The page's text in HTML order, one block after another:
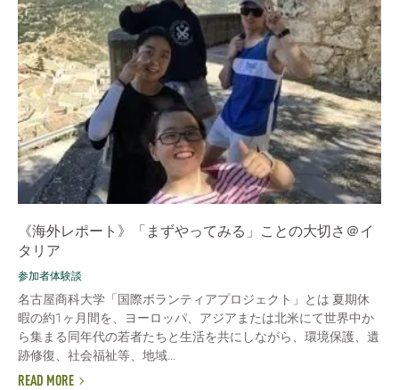
《海外レポート》「まずやってみる」ことの大切さ＠イ
タリア
参加者体験談
名古屋商科大学「国際ボランティアプロジェクト」とは 夏期休
暇の約1ヶ月間を、ヨーロッパ、アジアまたは北米にて世界中か
ら集まる同年代の若者たちと生活を共にしながら、環境保護、遺
跡修復、社会福祉等、地域...
READ MORE